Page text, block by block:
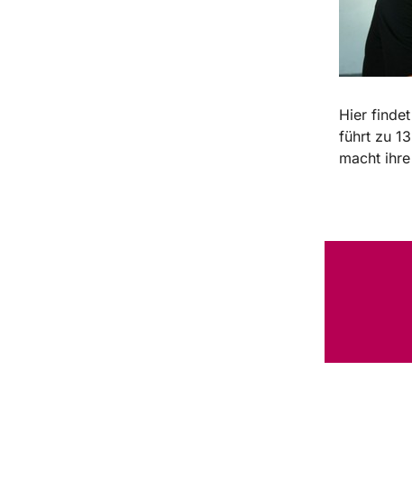
Hier
führt zu
macht